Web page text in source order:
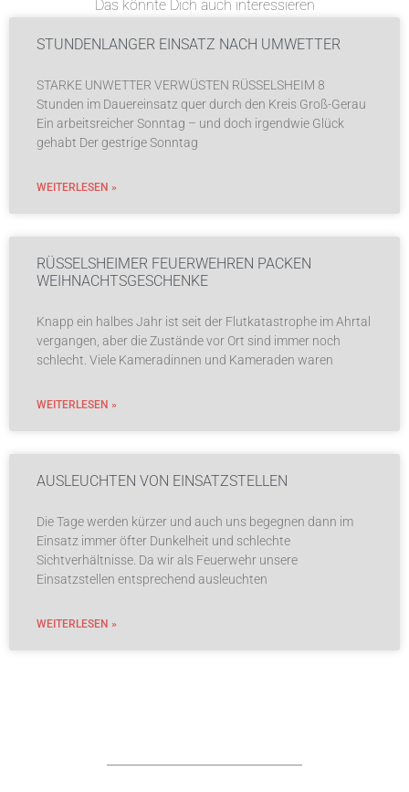
Das könnte Dich auch interessieren
STUNDENLANGER EINSATZ NACH UMWETTER
STARKE UNWETTER VERWÜSTEN RÜSSELSHEIM 8
Stunden im Dauereinsatz quer durch den Kreis Groß-Gerau
Ein arbeitsreicher Sonntag – und doch irgendwie Glück
gehabt Der gestrige Sonntag
WEITERLESEN »
RÜSSELSHEIMER FEUERWEHREN PACKEN
WEIHNACHTSGESCHENKE
Knapp ein halbes Jahr ist seit der Flutkatastrophe im Ahrtal
vergangen, aber die Zustände vor Ort sind immer noch
schlecht. Viele Kameradinnen und Kameraden waren
WEITERLESEN »
AUSLEUCHTEN VON EINSATZSTELLEN
Die Tage werden kürzer und auch uns begegnen dann im
Einsatz immer öfter Dunkelheit und schlechte
Sichtverhältnisse. Da wir als Feuerwehr unsere
Einsatzstellen entsprechend ausleuchten
WEITERLESEN »